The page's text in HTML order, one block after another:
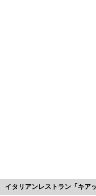
イタリアンレストラン「キア